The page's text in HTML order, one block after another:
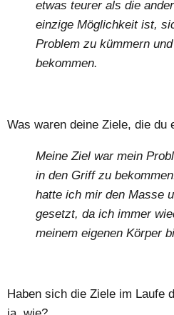
etwas teurer als die
einzige Möglichkeit ist,
Problem zu kümmern
bekommen.
Was waren deine Ziele, die du
Meine Ziel war mein
in den Griff zu
hatte ich mir den Masse
gesetzt, da ich immer
meinem eigenen Körper
Haben sich die Ziele im Laufe